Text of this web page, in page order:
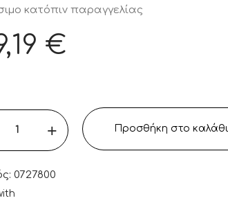
κατόπιν παραγγελίας
€
+ Προσθήκη στο καλάθι
0727800